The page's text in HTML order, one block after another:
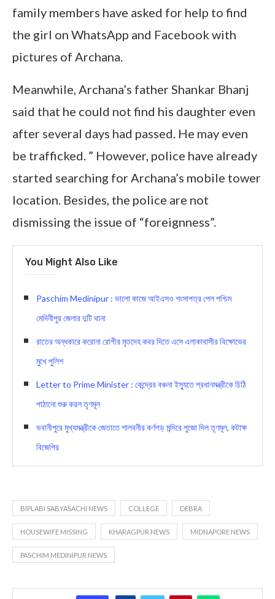
family members have asked for help to find
the girl on WhatsApp and Facebook with
pictures of Archana.
Meanwhile, Archana’s father Shankar Bhanj
said that he could not find his daughter even
after several days had passed. He may even
be trafficked. ” However, police have already
started searching for Archana’s mobile tower
location. Besides, the police are not
dismissing the issue of “foreignness”.
You Might Also Like
Paschim Medinipur : ভালো কাজে আইএসও শংসাপত্র পেল পশ্চিম
মেদিনীপুর জেলার দুটি থানা
রাতের অন্ধকারে করোনা রোগীর মৃতদেহ কবর দিতে এসে এলাকাবাসীর বিক্ষোভের
মুখে পুলিশ
Letter to Prime Minister : কেন্দ্রের বঞ্চনা ইস্যুতে প্রধানমন্ত্রীকে চিঠি
পাঠানো শুরু করল তৃণমূল
ভবানীপুরে মুখ্যমন্ত্রীকে জেতাতে শালবনীর কর্ণগড় মন্দিরে পুজো দিল তৃণমূল, কটাক্ষ
বিজেপির
BIPLABI SABYASACHI NEWS COLLEGE DEBRA
HOUSEWIFE MISSING KHARAGPUR NEWS MIDNAPORE NEWS
PASCHIM MEDINIPUR NEWS